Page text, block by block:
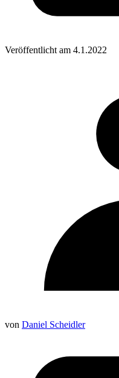
Veröffentlicht am 4.1.2022
von Daniel Scheidler